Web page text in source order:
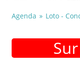
Agenda Loto -